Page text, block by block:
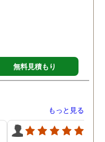
無料見積もり
もっと見る